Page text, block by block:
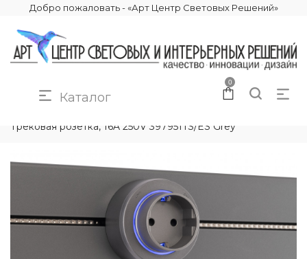
Добро пожаловать - «Арт Центр Световых Решений»
Каталог
0
Трековая розетка, 16A 250V 397951TS/ES Grey